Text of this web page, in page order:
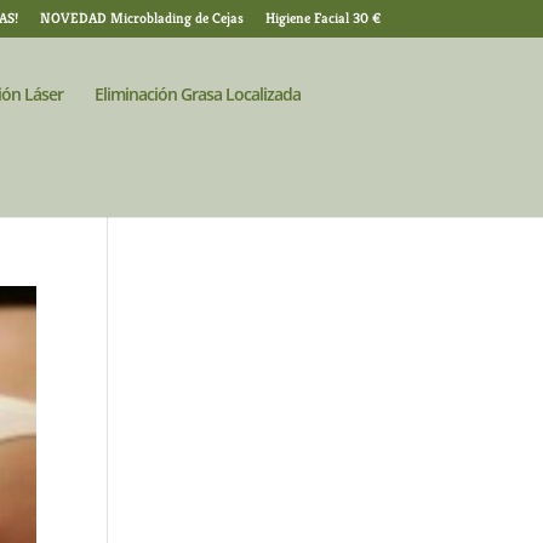
NOVEDAD Microblading de Cejas Higiene Facial 30 €
Láser Eliminación Grasa Localizada